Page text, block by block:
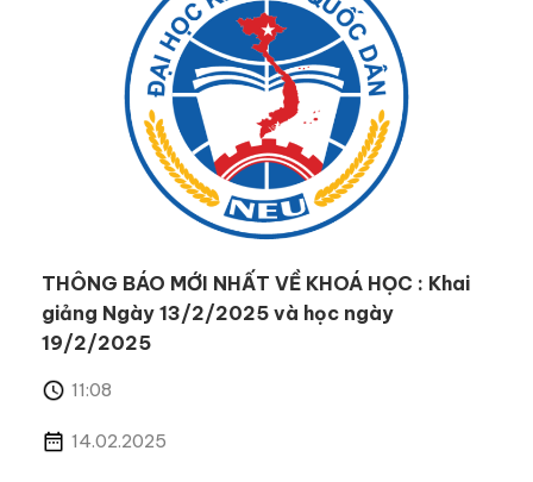
THÔNG BÁO MỚI NHẤT VỀ KHOÁ HỌC : Khai
giảng Ngày 13/2/2025 và học ngày
19/2/2025
11:08
14.02.2025